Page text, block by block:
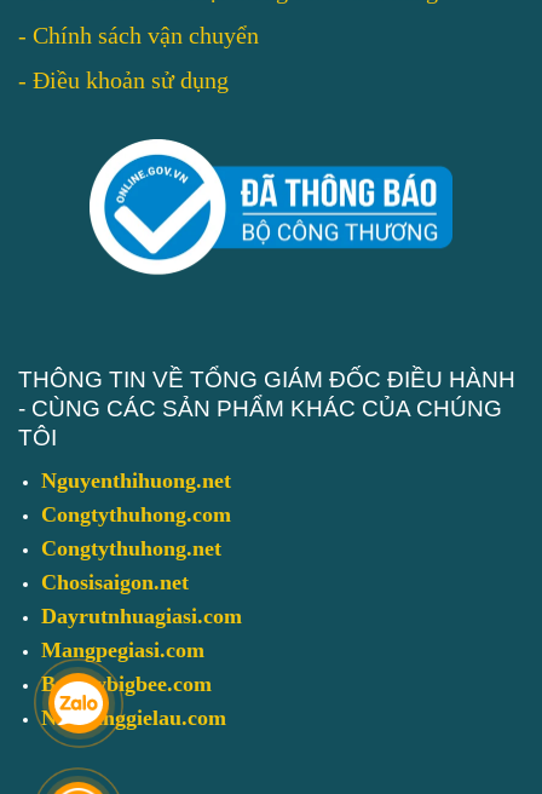
- Chính sách vận chuyển
- Điều khoản sử dụng
THÔNG TIN VỀ TỔNG GIÁM ĐỐC ĐIỀU HÀNH
- CÙNG CÁC SẢN PHẨM KHÁC CỦA CHÚNG
TÔI
Nguyenthihuong.net
Congtythuhong.com
Congtythuhong.net
Chosisaigon.net
Dayrutnhuagiasi.com
Mangpegiasi.com
Baotaybigbee.com
Nuhoanggielau.com